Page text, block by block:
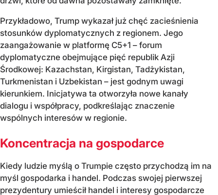
Przykładowo, Trump wykazał już chęć zacieśnienia
stosunków dyplomatycznych z regionem. Jego
zaangażowanie w platformę C5+1 – forum
dyplomatyczne obejmujące pięć republik Azji
Środkowej: Kazachstan, Kirgistan, Tadżykistan,
Turkmenistan i Uzbekistan – jest godnym uwagi
kierunkiem. Inicjatywa ta otworzyła nowe kanały
dialogu i współpracy, podkreślając znaczenie
wspólnych interesów w regionie.
Koncentracja na gospodarce
Kiedy ludzie myślą o Trumpie często przychodzą im na
myśl gospodarka i handel. Podczas swojej pierwszej
prezydentury umieścił handel i interesy gospodarcze